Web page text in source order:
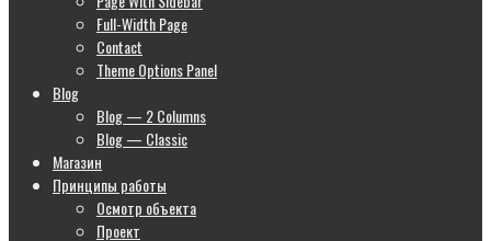
Full-Width Page
Contact
Theme Options Panel
Blog
Blog — 2 Columns
Blog — Classic
Магазин
Принципы работы
Осмотр объекта
Проект